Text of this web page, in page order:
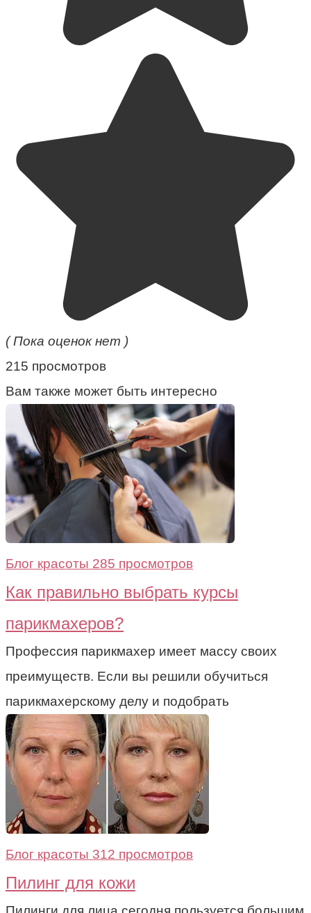
( Пока оценок нет )
215 просмотров
Вам также может быть интересно
Блог красоты 285 просмотров
Как правильно выбрать курсы
парикмахеров?
Профессия парикмахер имеет массу своих
преимуществ. Если вы решили обучиться
парикмахерскому делу и подобрать
Блог красоты 312 просмотров
Пилинг для кожи